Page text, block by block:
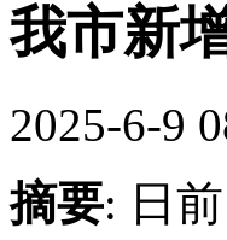
我市新
2025-6-9
摘要: 日